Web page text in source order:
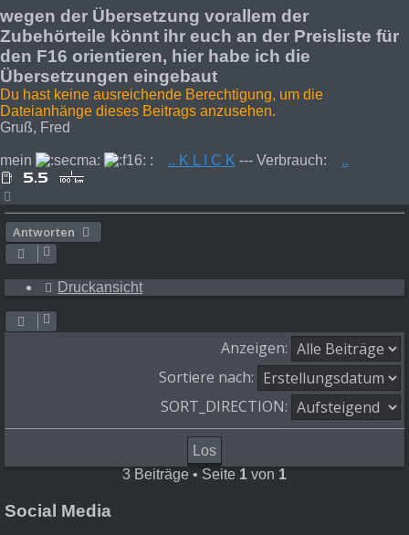
wegen der Übersetzung vorallem der
Zubehörteile könnt ihr euch an der Preisliste für
den F16 orientieren, hier habe ich die
Übersetzungen eingebaut
Du hast keine ausreichende Berechtigung, um die
Dateianhänge dieses Beitrags anzusehen.
Gruß, Fred
mein : .. K L I C K --- Verbrauch: ..
oben
Antworten
Druckansicht
Anzeigen:
Sortiere nach:
SORT_DIRECTION:
3 Beiträge • Seite 1 von 1
Social Media